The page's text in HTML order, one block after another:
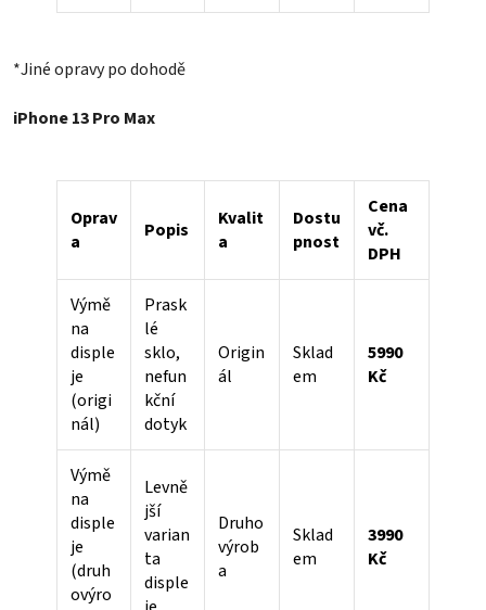
*Jiné opravy po dohodě
iPhone 13 Pro Max
Oprav
a
Popis
Kvalit
a
Dostu
pnost
Cena
vč.
DPH
Výmě
na
disple
je
(origi
nál)
Prask
lé
sklo,
nefun
kční
dotyk
Origin
ál
Sklad
em
5990
Kč
Výmě
na
disple
je
(druh
ovýro
Levně
jší
varian
ta
disple
Druho
výrob
a
Sklad
em
3990
Kč